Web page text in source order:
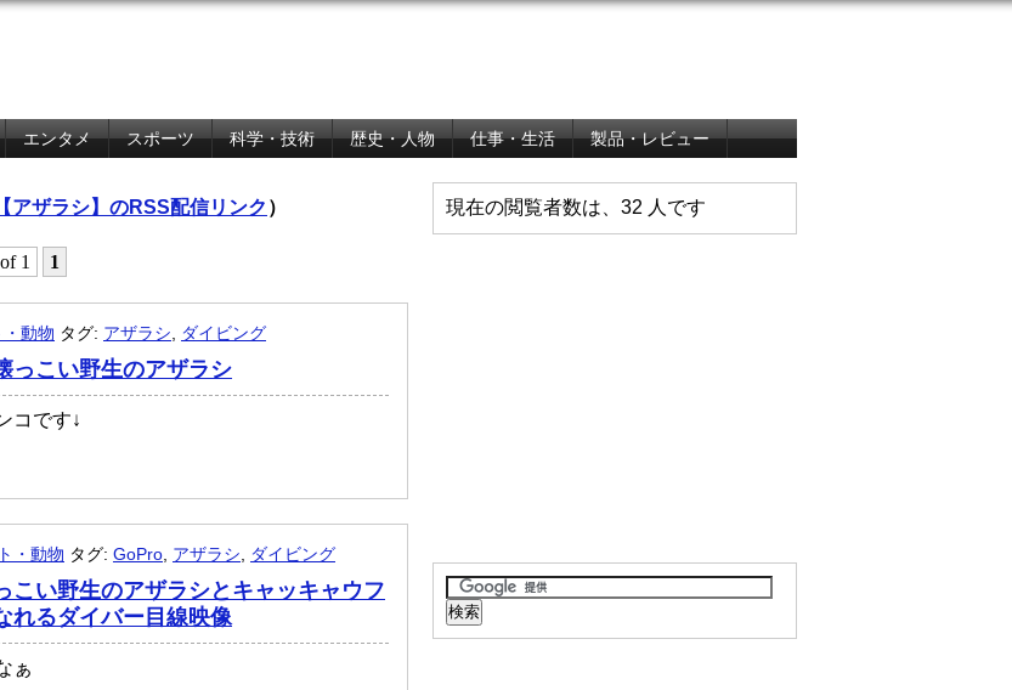
エンタメ スポーツ 科学・技術 歴史・人物 仕事・生活
製品・レビュー
アザラシ】のRSS配信リンク ）
1 1
動物 タグ: アザラシ ダイビング
っこい野生のアザラシ
コです↓
・動物 タグ: GoPro アザラシ ダイビング
こい野生のアザラシとキャッキャウフ
れるダイバー目線映像
ぁ
現在の閲覧者数は、32 人です